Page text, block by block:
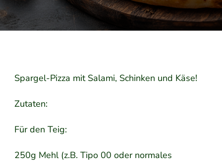
Spargel-Pizza mit Salami, Schinken und Käse!
Zutaten:
Für den Teig:
250g Mehl (z.B. Tipo 00 oder normales